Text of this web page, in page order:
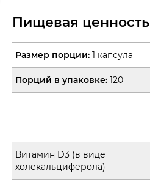
Пищевая ценность
Размер порции: 1 капсула
Порций в упаковке: 120
Витамин D3 (в виде
холекальциферола)